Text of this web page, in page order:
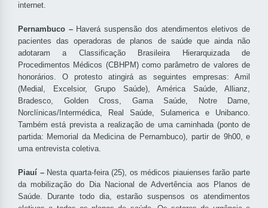
internet.
Pernambuco – Haverá suspensão dos atendimentos eletivos de
pacientes das operadoras de planos de saúde que ainda não
adotaram a Classificação Brasileira Hierarquizada de
Procedimentos Médicos (CBHPM) como parâmetro de valores de
honorários. O protesto atingirá as seguintes empresas: Amil
(Medial, Excelsior, Grupo Saúde), América Saúde, Allianz,
Bradesco, Golden Cross, Gama Saúde, Notre Dame,
Norclínicas/Intermédica, Real Saúde, Sulamerica e Unibanco.
Também está prevista a realização de uma caminhada (ponto de
partida: Memorial da Medicina de Pernambuco), partir de 9h00, e
uma entrevista coletiva.
Piauí – Nesta quarta-feira (25), os médicos piauienses farão parte
da mobilização do Dia Nacional de Advertência aos Planos de
Saúde. Durante todo dia, estarão suspensos os atendimentos